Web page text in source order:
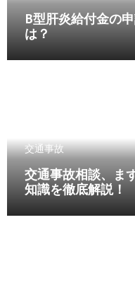
B型肝炎給付金の
は？
交通事故
交通事故相談、ま
知識を徹底解説！